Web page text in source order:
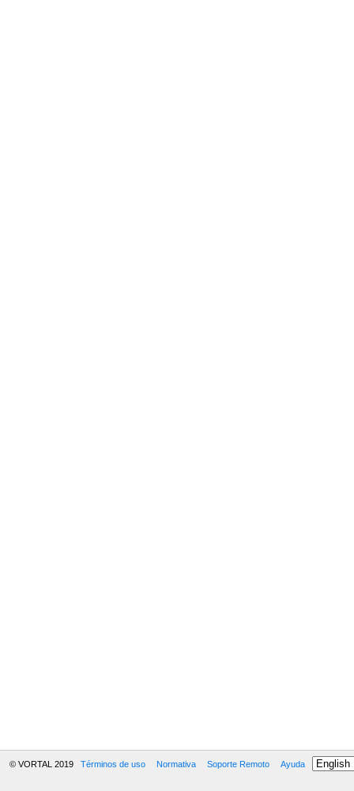
© VORTAL 2019 Términos de uso Normativa Soporte Remoto Ayuda